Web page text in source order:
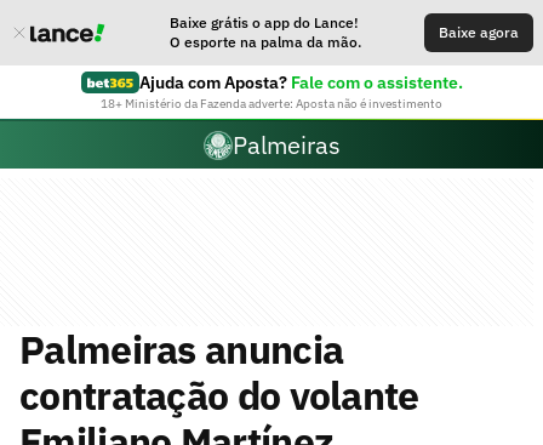
Baixe grátis o app do Lance!
O esporte na palma da mão.
Baixe agora
Ajuda com Aposta? Fale com o assistente.
18+ Ministério da Fazenda adverte: Aposta não é investimento
Palmeiras
Palmeiras anuncia
contratação do volante